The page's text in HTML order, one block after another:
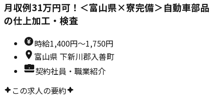
月収例31万円可！＜富山県×寮完備＞自動車部品
の仕上加工・検査
時給1,400円～1,750円
富山県 下新川郡入善町
契約社員・職業紹介
この求人の要約